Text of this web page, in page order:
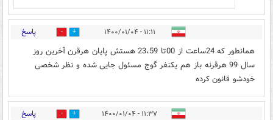
۱۱:۱۱ - ۱۴۰۰/۰۱/۰۴ 2 پاسخ
همانطور که 24ساعت از 00تا 23،59 هستش پایان هرقرن آخرین روز
سال 99 هرقرنه باز هم یکنفر گوج مسئول جایی شده و نظر شخصی
خودشو قانون کرده
۱۱:۳۷ - ۱۴۰۰/۰۱/۰۴ 1 پاسخ